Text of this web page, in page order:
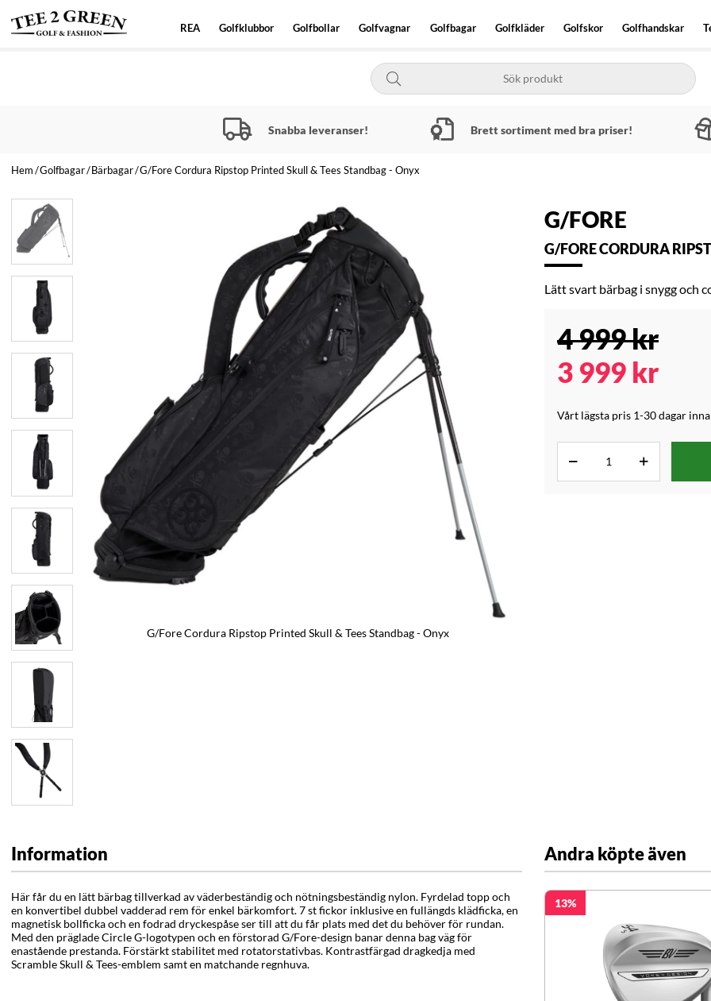
REA Golfklubbor Golfbollar Golfvagnar Golfbagar Golfkläder Golfskor Golfhandskar
Snabba leveranser! Brett sortiment med bra priser!
Hem Golfbagar Bärbagar G/Fore Cordura Ripstop Printed Skull & Tees Standbag - Onyx
G/Fore Cordura Ripstop Printed Skull & Tees Standbag - Onyx
G/FORE
G/FORE CORDURA
Lätt svart bärbag i snygg och
4 999kr
3 999 kr
Vårt lägsta pris 1-30 dagar
Information
Här får du en lätt bärbag tillverkad av väderbeständig och nötningsbeständig nylon. Fyrdelad topp och
en konvertibel dubbel vadderad rem för enkel bärkomfort. 7 st fickor inklusive en fullängds klädficka, en
magnetisk bollficka och en fodrad dryckespåse ser till att du får plats med det du behöver för rundan.
Med den präglade Circle G-logotypen och en förstorad G/Fore-design banar denna bag väg för
enastående prestanda. Förstärkt stabilitet med rotatorstativbas. Kontrastfärgad dragkedja med
Scramble Skull & Tees-emblem samt en matchande regnhuva.
Andra köpte även
13